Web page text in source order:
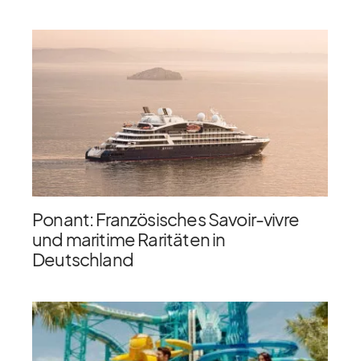
Ponant: Französisches Savoir-vivre
und maritime Raritäten in
Deutschland